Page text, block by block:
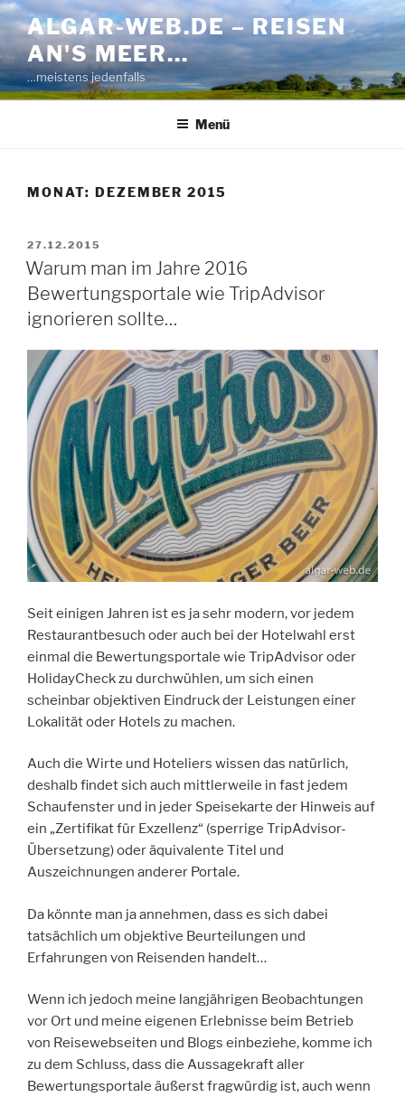
Zum
Inhalt
springen
ALGAR-WEB.DE – REISEN
AN'S MEER…
…meistens jedenfalls
Menü
MONAT: DEZEMBER 2015
VERÖFFENTLICHT
AM
27.12.2015
Warum man im Jahre 2016
Bewertungsportale wie TripAdvisor
ignorieren sollte…
Seit einigen Jahren ist es ja sehr modern, vor jedem
Restaurantbesuch oder auch bei der Hotelwahl erst
einmal die Bewertungsportale wie TripAdvisor oder
HolidayCheck zu durchwühlen, um sich einen
scheinbar objektiven Eindruck der Leistungen einer
Lokalität oder Hotels zu machen.
Auch die Wirte und Hoteliers wissen das natürlich,
deshalb findet sich auch mittlerweile in fast jedem
Schaufenster und in jeder Speisekarte der Hinweis auf
ein „Zertifikat für Exzellenz“ (sperrige TripAdvisor-
Übersetzung) oder äquivalente Titel und
Auszeichnungen anderer Portale.
Da könnte man ja annehmen, dass es sich dabei
tatsächlich um objektive Beurteilungen und
Erfahrungen von Reisenden handelt…
Wenn ich jedoch meine langjährigen Beobachtungen
vor Ort und meine eigenen Erlebnisse beim Betrieb
von Reisewebseiten und Blogs einbeziehe, komme ich
zu dem Schluss, dass die Aussagekraft aller
Bewertungsportale äußerst fragwürdig ist, auch wenn